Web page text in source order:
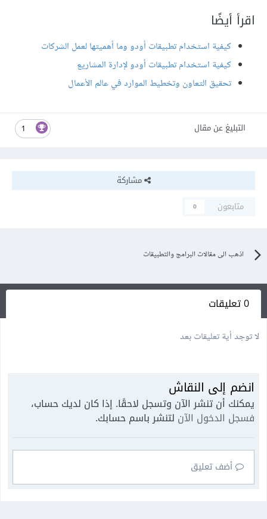
اقرأ أيضًا
كيفية استخدام تطبيقات أودو وما أهميتها لعمل الشركات
كيفية استخدام تطبيقات أودو لإدارة المشاريع
تحقيق التعاون وتخطيط الموارد في عالم الأعمال
1 التبليغ عن مقال
مشاركة
متابعون
0
اذهب الى مقالات البرامج والتطبيقات
0 تعليقات
لا توجد أية تعليقات بعد
انضم إلى النقاش
يمكنك أن تنشر الآن وتسجل لاحقًا. إذا كان لديك حساب،
فسجل الدخول الآن لتنشر باسم حسابك.
أضف تعليق